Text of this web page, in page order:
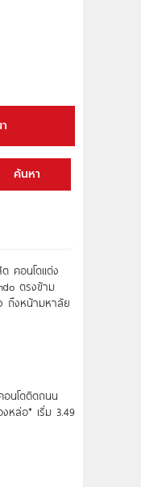
ค้นหา
คอนโดแต่ง
ตรงข้าม
ถึงหน้ามหาลัย
อนโดติดถนน
หล่อ* เริ่ม 3.49